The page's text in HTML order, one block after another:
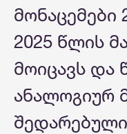
მონაცემები
2025 წლის
მოიცავს და
ანალოგიურ